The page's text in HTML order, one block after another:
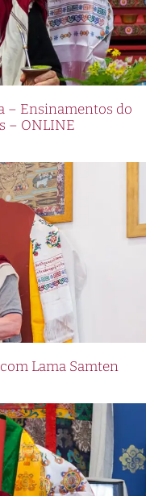
– Ensinamentos do
– ONLINE
Lama Samten